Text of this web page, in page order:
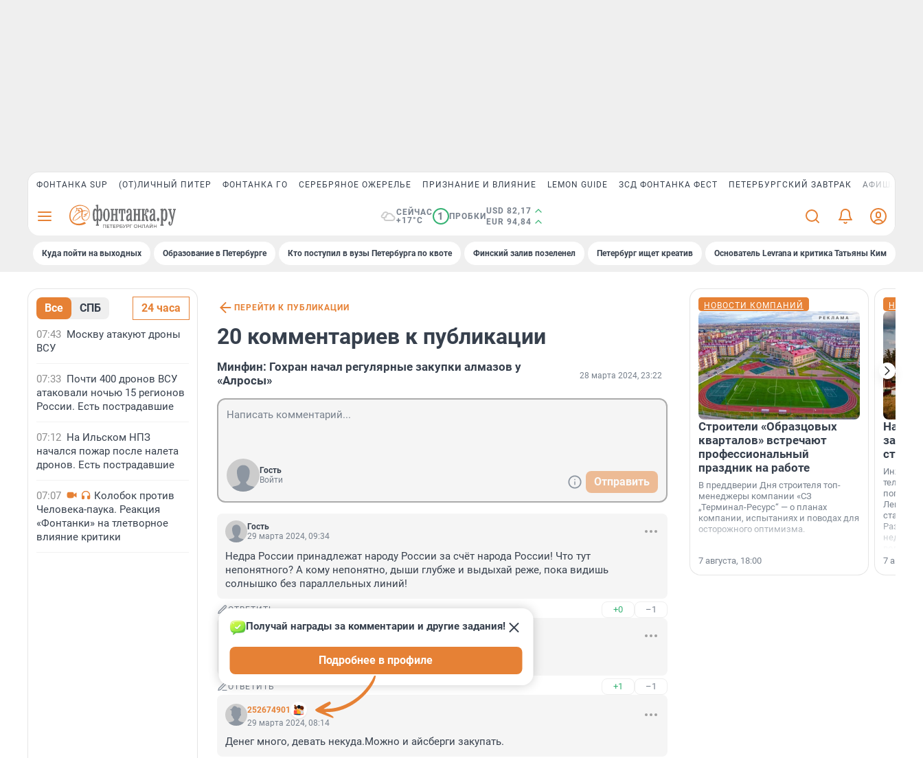
ФОНТАНКА SUP (ОТ)ЛИЧНЫЙ ПИТЕР ФОНТАНКА ГО СЕРЕБРЯНОЕ ОЖЕРЕЛЬЕ ПРИЗНАНИЕ И ВЛИЯНИЕ LEMON GUIDE ЗСД ФОНТАНКА ФЕСТ ПЕТЕРБУРГСКИЙ ЗАВТРАК АФИША PLUS
СЕЙЧАС
+17°C
1 ПРОБКИ
USD 82,17
EUR 94,84
Куда пойти на выходных Образование в Петербурге Кто поступил в вузы Петербурга по квоте Финский залив позеленел Петербург ищет креатив Основатель Levrana и критика Татьяны Ким
Все СПБ 24 часа
07:43 Москву атакуют дроны
ВСУ
07:33 Почти 400 дронов ВСУ
атаковали ночью 15 регионов
России. Есть пострадавшие
07:12 На Ильском НПЗ
начался пожар после налета
дронов. Есть пострадавшие
07:07
Колобок против
Человека-паука. Реакция
«Фонтанки» на тлетворное
влияние критики
ПЕРЕЙТИ К ПУБЛИКАЦИИ
20 комментариев к публикации
Минфин: Гохран начал регулярные закупки алмазов у
«Алросы»
28 марта 2024, 23:22
Гость
Войти
Отправить
Гость
29 марта 2024, 09:34
Недра России принадлежат народу России за счёт народа России! Что тут
непонятного? А кому непонятно, дыши глубже и выдыхай реже, пока видишь
солнышко без параллельных линий!
ОТВЕТИТЬ +0 –1
Гость
отмыть не получится
ОТВЕТИТЬ +1 –1
252674901
Получай награды за комментарии и другие задания!
Подробнее в профиле
29 марта 2024, 08:14
Денег много, девать некуда.Можно и айсберги закупать.
НОВОСТИ КОМПАНИЙ
Строители «Образцовых
кварталов» встречают
профессиональный
праздник на работе
В преддверии Дня строителя топ-
менеджеры компании «СЗ
„Терминал-Ресурс“ — о планах
компании, испытаниях и поводах для
осторожного оптимизма.
7 августа, 18:00
На
станции
7